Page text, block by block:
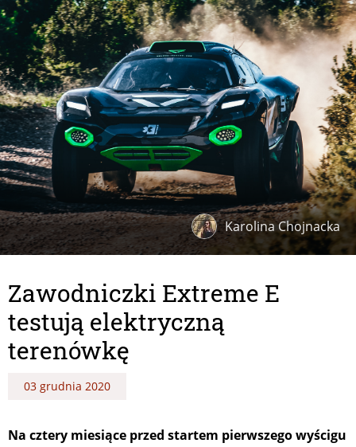
Karolina Chojnacka
Zawodniczki Extreme E
testują elektryczną
terenówkę
03 grudnia 2020
Na cztery miesiące przed startem pierwszego wyścigu